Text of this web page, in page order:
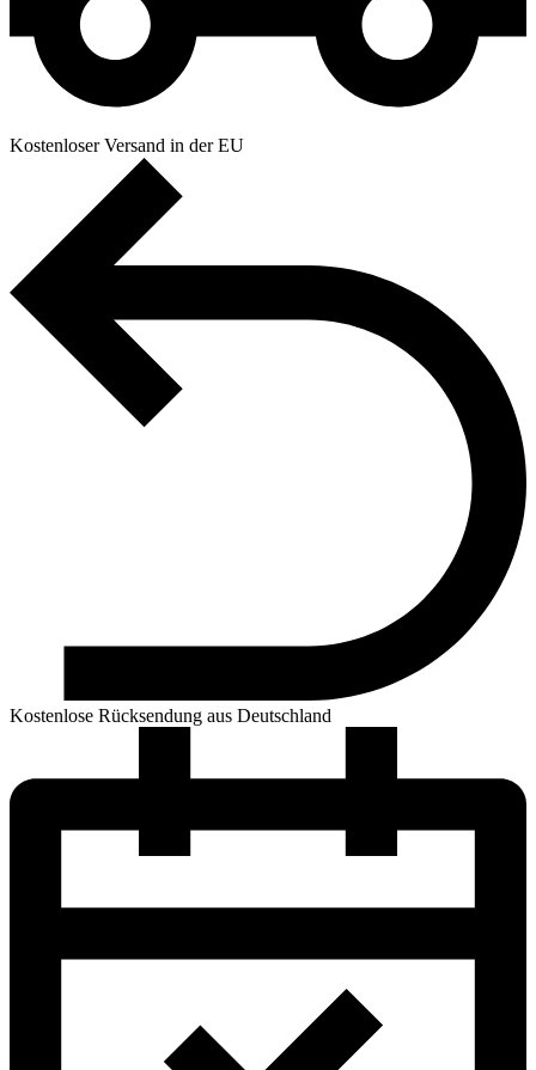
Kostenloser Versand in der EU
Kostenlose Rücksendung aus Deutschland